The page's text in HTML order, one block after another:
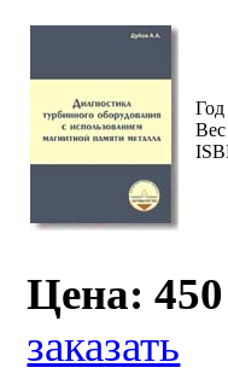
Цена:
заказать